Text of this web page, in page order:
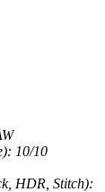
10/10
HDR, Stitch):